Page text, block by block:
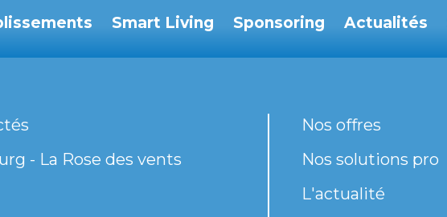
Smart Living Sponsoring Actualités
- La Rose des vents
Nos offres
Nos solutions pro
L'actualité